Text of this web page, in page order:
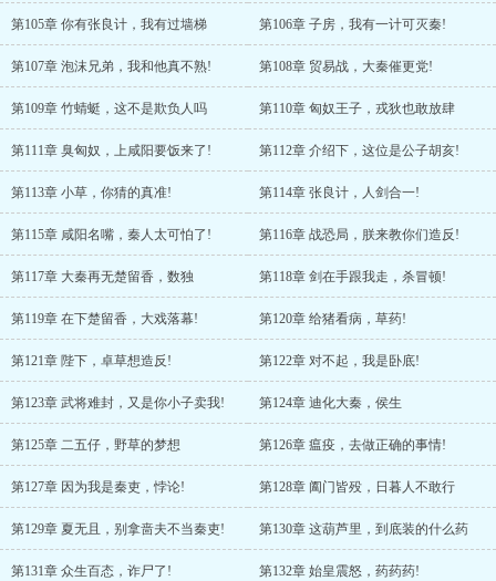
第105章 你有张良计，我有过墙梯 第106章 子房，我有一计可灭秦!
第107章 泡沫兄弟，我和他真不熟! 第108章 贸易战，大秦催更党!
第109章 竹蜻蜓，这不是欺负人吗 第110章 匈奴王子，戎狄也敢放肆
第111章 臭匈奴，上咸阳要饭来了! 第112章 介绍下，这位是公子胡亥!
第113章 小草，你猜的真准! 第114章 张良计，人剑合一!
第115章 咸阳名嘴，秦人太可怕了! 第116章 战恐局，朕来教你们造反!
第117章 大秦再无楚留香，数独 第118章 剑在手跟我走，杀冒顿!
第119章 在下楚留香，大戏落幕! 第120章 给猪看病，草药!
第121章 陛下，卓草想造反! 第122章 对不起，我是卧底!
第123章 武将难封，又是你小子卖我! 第124章 迪化大秦，侯生
第125章 二五仔，野草的梦想 第126章 瘟疫，去做正确的事情!
第127章 因为我是秦吏，悖论! 第128章 阖门皆殁，日暮人不敢行
第129章 夏无且，别拿啬夫不当秦吏! 第130章 这葫芦里，到底装的什么药
第131章 众生百态，诈尸了! 第132章 始皇震怒，药药药!